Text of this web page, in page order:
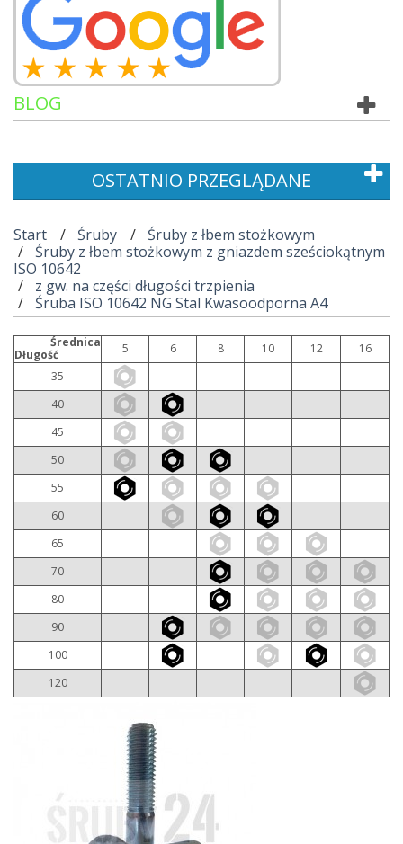
BLOG
OSTATNIO PRZEGLĄDANE
Start Śruby
Śruby z łbem stożkowym
Śruby z łbem stożkowym z gniazdem sześciokątnym
ISO 10642
z gw. na części długości trzpienia
Śruba ISO 10642 NG Stal Kwasoodporna A4
Średnica
Długość
5 6 8 10 12
16
35
40
45
50
55
60
65
70
80
90
100
120